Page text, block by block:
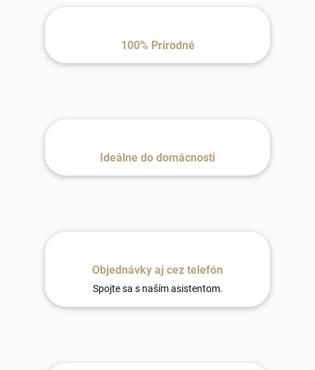
100% Prírodné
Ideálne do domácnosti
Objednávky aj cez telefón
Spojte sa s naším asistentom.